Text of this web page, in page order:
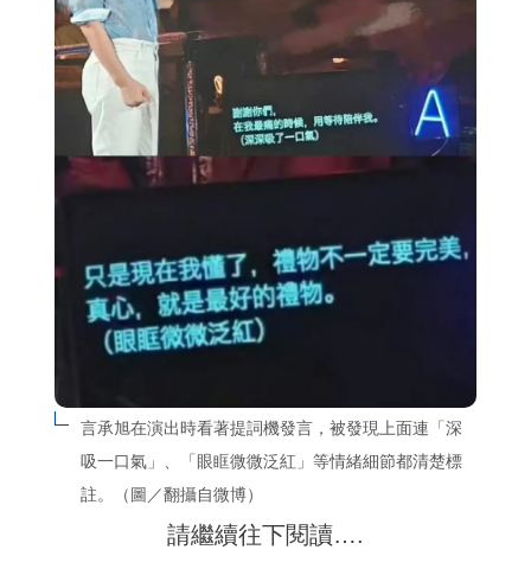
言承旭在演出時看著提詞機發言，被發現上面連「深
吸一口氣」、「眼眶微微泛紅」等情緒細節都清楚標
註。（圖／翻攝自微博）
請繼續往下閱讀….